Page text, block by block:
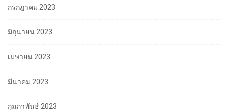
กรกฎาคม 2023
มิถุนายน 2023
เมษายน 2023
มีนาคม 2023
กุมภาพันธ์ 2023